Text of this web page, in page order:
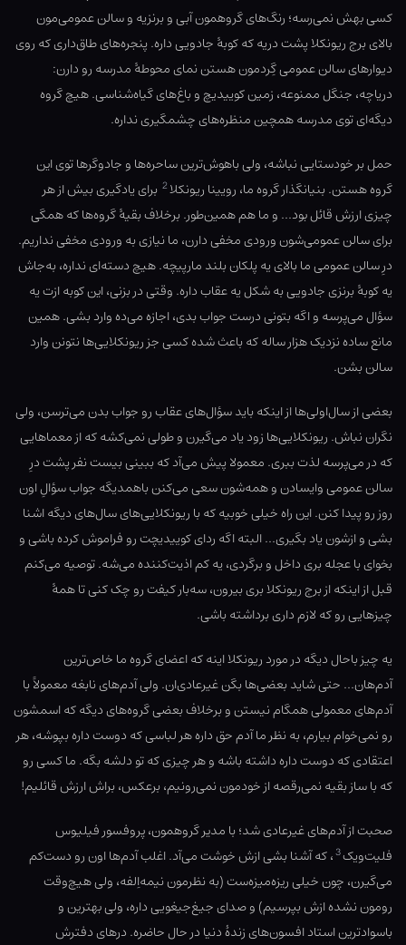
کسی بهش نمی‌رسه؛ رنگ‌های گروهمون آبی و برنزیه و سالن عمومی‌مون
بالای برج ریونکلا پشت دریه که کوبهٔ جادویی داره. پنجره‌های طاق‌داری که روی
دیوارهای سالن عمومی گِردمون هستن نمای محوطهٔ مدرسه رو دارن:
دریاچه، جنگل ممنوعه، زمین کوییدیچ و باغ‌های گیاه‌شناسی. هیچ گروه
دیگه‌ای توی مدرسه همچین منظره‌های چشمگیری نداره.
حمل بر خودستایی نباشه، ولی باهوش‌ترین ساحره‌ها و جادوگرها توی این
گروه هستن. بنیانگذار گروه ما، رویینا ریونکلا2برای یادگیری بیش از هر
چیزی ارزش قائل بود… و ما هم همین‌طور. برخلاف بقیهٔ گروه‌ها که همگی
برای سالن عمومی‌شون ورودی مخفی دارن، ما نیازی به ورودی مخفی نداریم.
درِ سالن عمومی ما بالای یه پلکان بلند مارپیچه. هیچ دسته‌ای نداره، به‌جاش
یه کوبهٔ برنزی جادویی به شکل یه عقاب داره. وقتی در بزنی، این کوبه ازت یه
سؤال می‌پرسه و اگه بتونی درست جواب بدی، اجازه می‌ده وارد بشی. همین
مانع ساده نزدیک هزار ساله که باعث شده کسی جز ریونکلایی‌ها نتونن وارد
سالن بشن.
بعضی از سال‌اولی‌ها از اینکه باید سؤال‌های عقاب رو جواب بدن می‌ترسن، ولی
نگران نباش. ریونکلایی‌ها زود یاد می‌گیرن و طولی نمی‌کشه که از معماهایی
که در می‌پرسه لذت ببری. معمولا پیش می‌آد که ببینی بیست نفر پشت درِ
سالن عمومی وایسادن و همه‌شون سعی می‌کنن باهمدیگه جواب سؤالِ اون
روز رو پیدا کنن. این راه خیلی خوبیه که با ریونکلایی‌های سال‌های دیگه اشنا
بشی و ازشون یاد بگیری… البته اگه ردای کوییدیچت رو فراموش کرده باشی و
بخوای با عجله بری داخل و برگردی، یه کم اذیت‌کننده می‌شه. توصیه می‌کنم
قبل از اینکه از برج ریونکلا بری بیرون، سه‌بار کیفت رو چک کنی تا همهٔ
چیزهایی رو که لازم داری برداشته باشی.
یه چیز باحال دیگه در مورد ریونکلا اینه که اعضای گروه ما خاص‌ترین
آدم‌هان… حتی شاید بعضی‌ها بگن غیرعادی‌ان. ولی آدم‌های نابغه معمولاً با
آدم‌های معمولی همگام نیستن و برخلاف بعضی گروه‌های دیگه که اسمشون
رو نمی‌خوام بیارم، به نظر ما آدم حق داره هر لباسی که دوست داره بپوشه، هر
اعتقادی که دوست داره داشته باشه و هر چیزی که تو دلشه بگه. ما کسی رو
که با ساز بقیه نمی‌رقصه از خودمون نمی‌رونیم، برعکس، براش ارزش قائلیم!
صحبت از آدم‌های غیرعادی شد؛ با مدیر گروهمون، پروفسور فیلیوس
فلیت‌ویک3، که آشنا بشی ازش خوشت می‌آد. اغلب آدم‌ها اون رو دست‌کم
می‌گیرن، چون خیلی ریزه‌میزه‌ست (به نظرمون نیمه‌اِلفه، ولی هیچ‌وقت
رومون نشده ازش بپرسیم) و صدای جیغ‌جیغویی داره، ولی بهترین و
باسوادترین استاد افسون‌های زندهٔ دنیا در حال حاضره. درهای دفترش